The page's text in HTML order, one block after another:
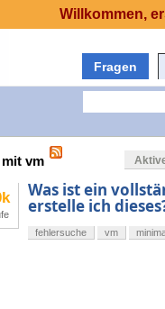
Fragen
vm
Was ist ein
erstelle ich
fehlersuche vm
Willkommen,